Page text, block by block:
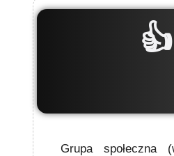
👍
Grupa